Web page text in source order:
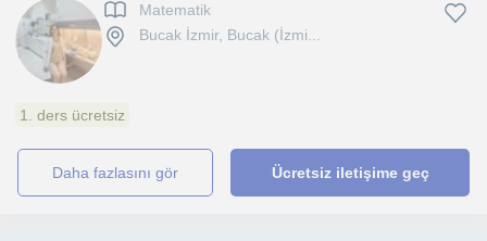
Matematik
Bucak İzmir, Bucak (İzmi...
1. ders ücretsiz
daha fazlasını gör Ücretsiz iletişime geç